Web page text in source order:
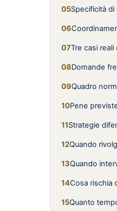
Specificità
Tre casi
Domande
Quadro
Pene
Strategie
Quando
Quando
Cosa rischia
Quanto